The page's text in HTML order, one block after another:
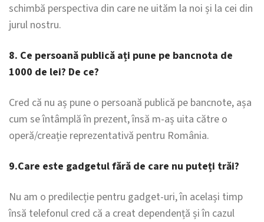
schimbă perspectiva din care ne uităm la noi și la cei din
jurul nostru.
8. Ce persoană publică ați pune pe bancnota de
1000 de lei? De ce?
Cred că nu aș pune o persoană publică pe bancnote, așa
cum se întâmplă în prezent, însă m-aș uita către o
operă/creație reprezentativă pentru România.
9.Care este gadgetul fără de care nu puteți trăi?
Nu am o predilecție pentru gadget-uri, în același timp
însă telefonul cred că a creat dependență și în cazul